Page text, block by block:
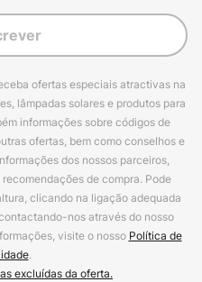
ofertas especiais atractivas na
lâmpadas solares e produtos para
informações sobre códigos de
ofertas, bem como conselhos e
dos nossos parceiros,
de compra. Pode
clicando na ligação adequada
nos através do nosso
visite o nosso Política de
.
excluídas da oferta.